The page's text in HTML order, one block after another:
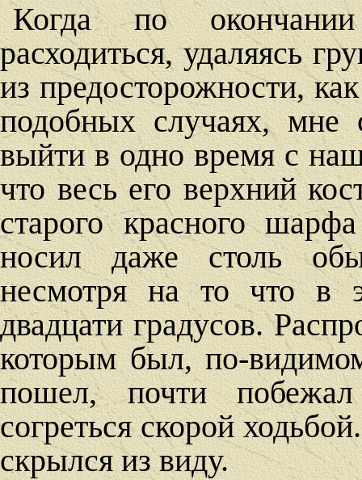
Когда по
расходиться, удаляясь
из предосторожности,
подобных случаях,
выйти в одно время с
что весь его верхний
старого красного
носил даже столь
несмотря на то что в
двадцати градусов.
которым был, по-
пошел, почти
согреться скорой
скрылся из виду.